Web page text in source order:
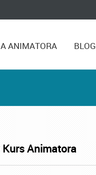
ANIMATORA BLOG
Wolnego Warszawa
Animatora